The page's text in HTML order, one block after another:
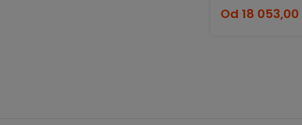
Od 18 053,00